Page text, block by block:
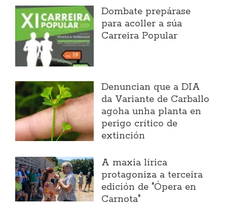
Dombate prepárase
para acoller a súa
Carreira Popular
Denuncian que a DIA
da Variante de Carballo
agoha unha planta en
perigo crítico de
extinción
A maxia lírica
protagoniza a terceira
edición de "Ópera en
Carnota"